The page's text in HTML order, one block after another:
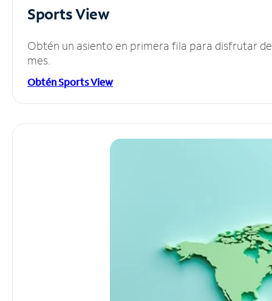
Sports View
Obtén un asiento en primera fila para disfrutar
mes.
Obtén Sports View